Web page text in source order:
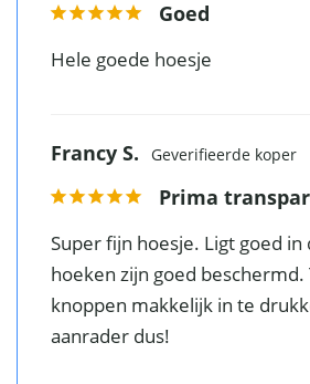
Goed
Francy S.
Prima
Super fijn hoesje. Ligt goed in
hoeken zijn goed beschermd.
knoppen makkelijk in te